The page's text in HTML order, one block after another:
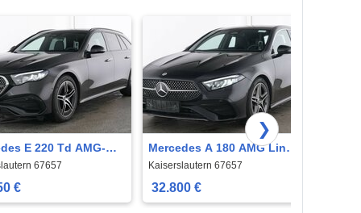
E 220 Td AMG-
SD*
67657
€
Mercedes A 180 AMG Line
Advanced Plus *R-Kamera*
Kaiserslautern 67657
32.800 €
❯